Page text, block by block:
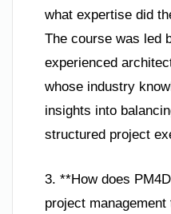
what expertise did
The course was led
experienced
whose industry
insights into
structured project
3. **How does
project